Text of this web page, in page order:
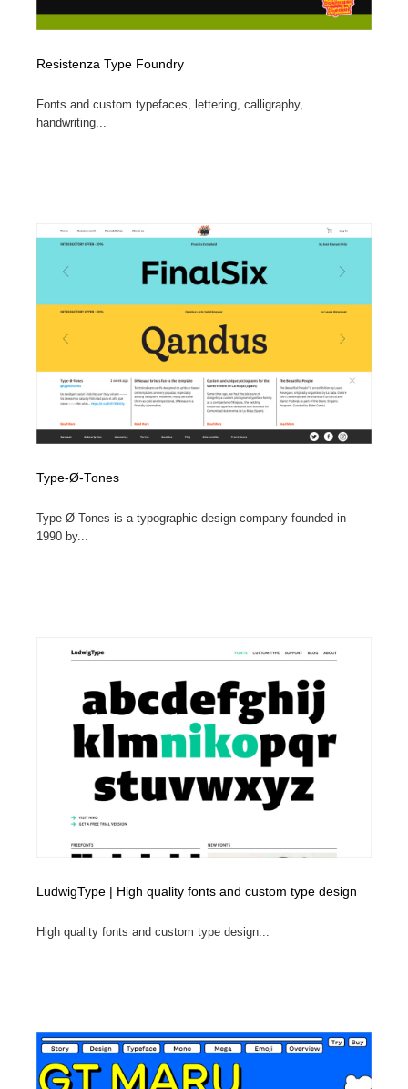
Resistenza Type Foundry
Fonts and custom typefaces, lettering, calligraphy,
handwriting...
Type-Ø-Tones
Type-Ø-Tones is a typographic design company founded in
1990 by...
LudwigType | High quality fonts and custom type design
High quality fonts and custom type design...